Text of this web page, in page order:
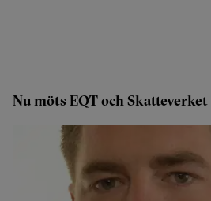
Nu möts EQT och